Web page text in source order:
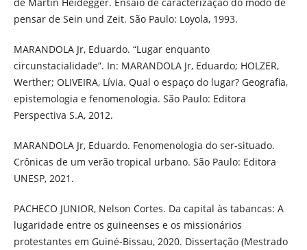
pensar de Sein und Zeit. São Paulo: Loyola, 1993.
MARANDOLA Jr, Eduardo. “Lugar enquanto
circunstacialidade”. In: MARANDOLA Jr, Eduardo; HOLZER,
Werther; OLIVEIRA, Lívia. Qual o espaço do lugar? Geografia,
epistemologia e fenomenologia. São Paulo: Editora
Perspectiva S.A, 2012.
MARANDOLA Jr, Eduardo. Fenomenologia do ser-situado.
Crônicas de um verão tropical urbano. São Paulo: Editora
UNESP, 2021.
PACHECO JUNIOR, Nelson Cortes. Da capital às tabancas: A
lugaridade entre os guineenses e os missionários
protestantes em Guiné-Bissau, 2020. Dissertação (Mestrado